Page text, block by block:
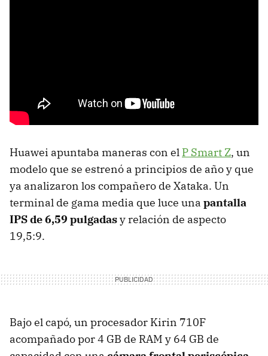
Huawei apuntaba maneras con el P Smart Z, un
modelo que se estrenó a principios de año y que
ya analizaron los compañero de Xataka. Un
terminal de gama media que luce una pantalla
IPS de 6,59 pulgadasy relación de aspecto
19,5:9.
Bajo el capó, un procesador Kirin 710F
acompañado por 4 GB de RAM y 64 GB de